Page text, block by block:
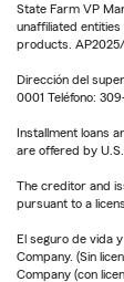
State Farm VP
unaffiliated
products.
Dirección del
0001 Teléfono:
Installment loans
are offered by
The creditor and
pursuant to a
El seguro de vida
Company. (Sin
Company (con